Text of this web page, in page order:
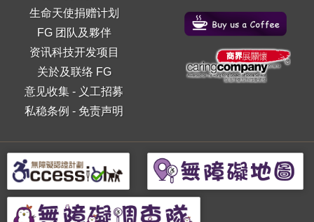
生命天使捐赠计划
FG 团队及夥伴
资讯科技开发项目
关於及联络 FG
意见收集 - 义工招募
私稳条例 - 免责声明